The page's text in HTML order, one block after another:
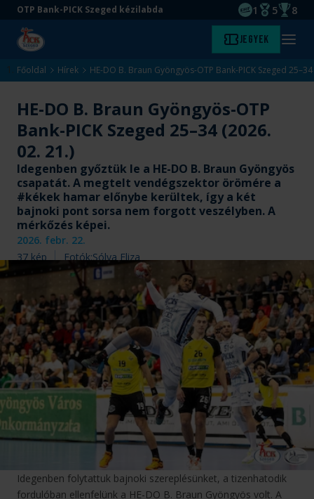
Ugrás
tartalomra
Ugrás
aljára
OTP Bank-PICK Szeged kézilabda
EHF
1
Magyar
5 8
Kezdőlap Jegyek Menü
Főoldal Hírek HE-DO B. Braun Gyöngyös-OTP Bank-PICK Szeged
HE-DO B. Braun Gyöngyös-OTP
Bank-PICK Szeged 25–34 (2026.
02. 21.)
Idegenben győztük le a HE-DO B. Braun Gyöngyös
csapatát. A megtelt vendégszektor örömére a
#kékek hamar előnybe kerültek, így a két
bajnoki pont sorsa nem forgott veszélyben. A
mérkőzés képei.
2026. febr. 22.
37kép Fotók:Sólya Eliza
Idegenben folytattuk bajnoki szereplésünket, a tizenhatodik
fordulóban ellenfelünk a HE-DO B. Braun Gyöngyös volt. A